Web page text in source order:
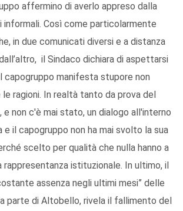
affermino di averlo appreso dalla
Così come particolarmente
in due comunicati diversi e a distanza
il Sindaco dichiara di aspettarsi
manifesta stupore non
ragioni. In realtà tanto da prova del
non c'è mai stato, un dialogo all'interno
e il capogruppo non ha mai svolto la sua
scelto per qualità che nulla hanno a
istituzionale. In ultimo, il
assenza negli ultimi mesi” delle
parte di Altobello, rivela il fallimento del